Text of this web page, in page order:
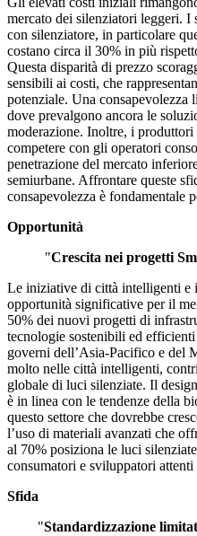
mercato dei silenziatori leggeri.
con silenziatore, in particolare
costano circa il 30% in più
Questa disparità di prezzo
sensibili ai costi, che
potenziale. Una consapevolezza
dove prevalgono ancora le
moderazione. Inoltre, i
competere con gli operatori
penetrazione del mercato
semiurbane. Affrontare queste
consapevolezza è fondamentale
Opportunità
"Crescita nei progetti
Le iniziative di città intelligenti e
opportunità significative per il
50% dei nuovi progetti di
tecnologie sostenibili ed
governi dell’Asia-Pacifico e del
molto nelle città intelligenti,
globale di luci silenziate. Il
è in linea con le tendenze della
questo settore che dovrebbe
l’uso di materiali avanzati che
al 70% posiziona le luci
consumatori e sviluppatori attenti
Sfida
"Standardizzazione